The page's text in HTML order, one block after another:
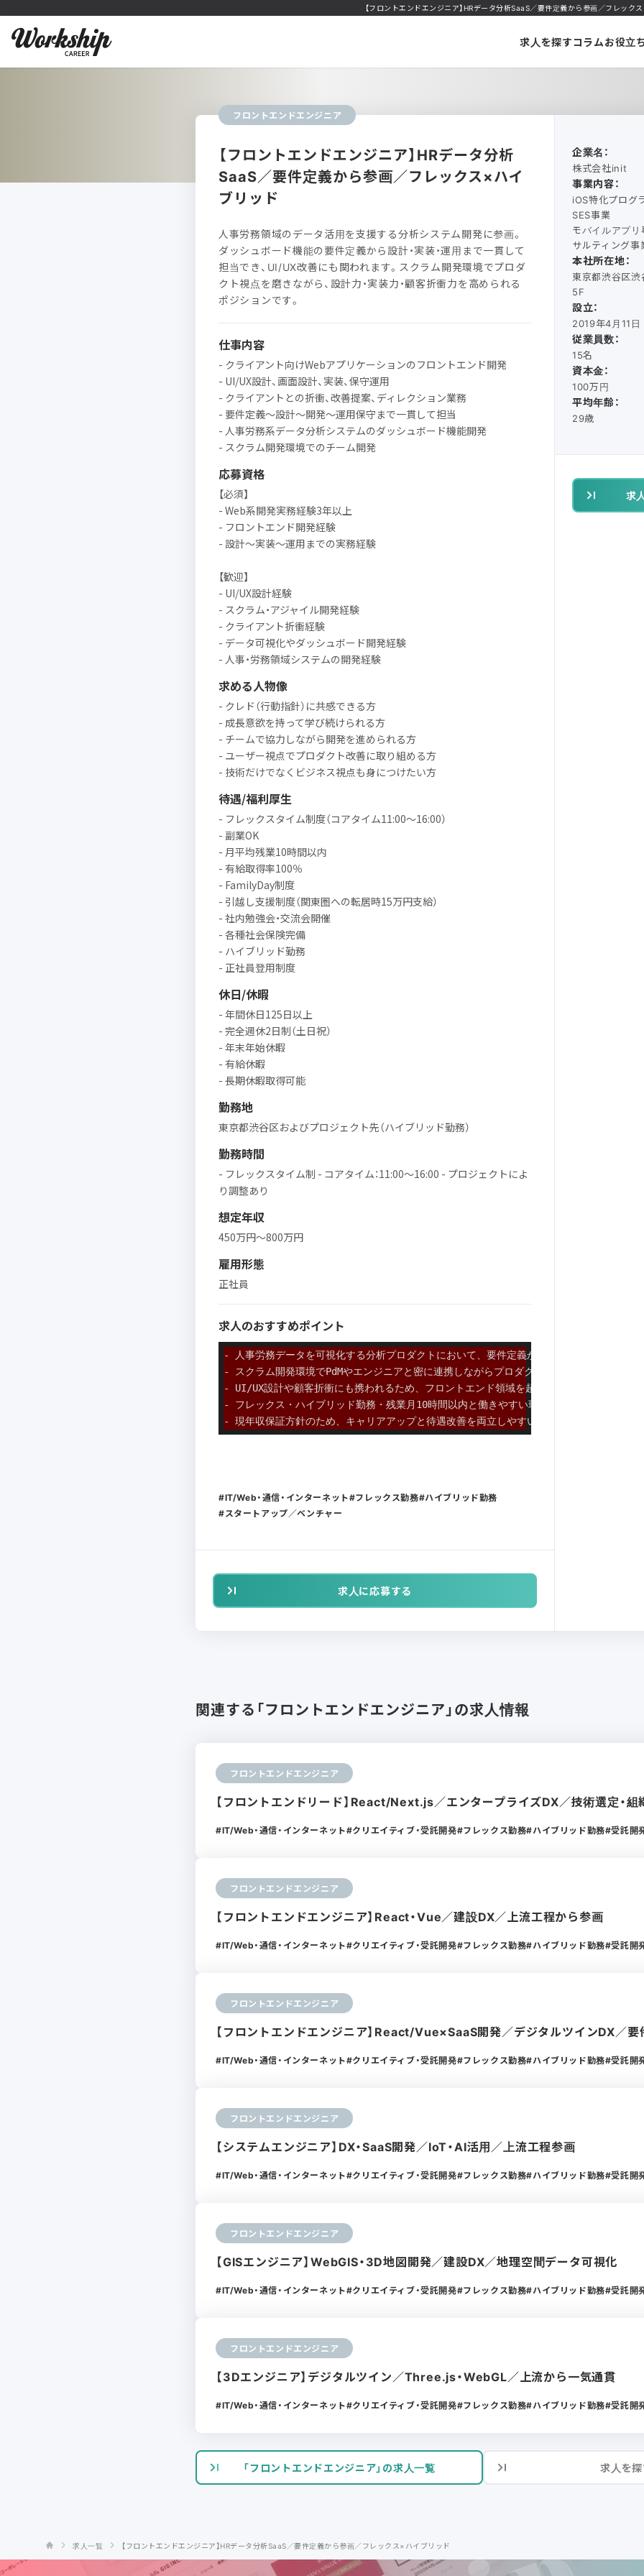
【フロントエンドエンジニア】HRデータ分析SaaS／要件定義から参画／フレッ
求人を探すコラムお役立
フロントエンドエンジニア
【フロントエンドエンジニア】HRデータ分析
SaaS／要件定義から参画／フレックス×ハイ
ブリッド
人事労務領域のデータ活用を支援する分析システム開発に参画。
ダッシュボード機能の要件定義から設計・実装・運用まで一貫して
担当でき、UI/UX改善にも関われます。スクラム開発環境でプロダ
クト視点を磨きながら、設計力・実装力・顧客折衝力を高められる
ポジションです。
仕事内容
- クライアント向けWebアプリケーションのフロントエンド開発
- UI/UX設計、画面設計、実装、保守運用
- クライアントとの折衝、改善提案、ディレクション業務
- 要件定義〜設計〜開発〜運用保守まで一貫して担当
- 人事労務系データ分析システムのダッシュボード機能開発
- スクラム開発環境でのチーム開発
応募資格
【必須】
- Web系開発実務経験3年以上
- フロントエンド開発経験
- 設計〜実装〜運用までの実務経験
【歓迎】
- UI/UX設計経験
- スクラム・アジャイル開発経験
- クライアント折衝経験
- データ可視化やダッシュボード開発経験
- 人事・労務領域システムの開発経験
求める人物像
- クレド（行動指針）に共感できる方
- 成長意欲を持って学び続けられる方
- チームで協力しながら開発を進められる方
- ユーザー視点でプロダクト改善に取り組める方
- 技術だけでなくビジネス視点も身につけたい方
待遇/福利厚生
- フレックスタイム制度（コアタイム11:00〜16:00）
- 副業OK
- 月平均残業10時間以内
- 有給取得率100％
- FamilyDay制度
- 引越し支援制度（関東圏への転居時15万円支給）
- 社内勉強会・交流会開催
- 各種社会保険完備
- ハイブリッド勤務
- 正社員登用制度
休日/休暇
- 年間休日125日以上
- 完全週休2日制（土日祝）
- 年末年始休暇
- 有給休暇
- 長期休暇取得可能
勤務地
東京都渋谷区およびプロジェクト先（ハイブリッド勤務）
勤務時間
- フレックスタイム制 - コアタイム：11:00〜16:00 - プロジェクトによ
り調整あり
想定年収
450万円〜800万円
雇用形態
正社員
求人のおすすめポイント
- 人事労務データを可視化する分析プロダクトにおいて、要件定義から運用まで一貫して経
- スクラム開発環境でPdMやエンジニアと密に連携しながらプロダクト開発を推進できる
- UI/UX設計や顧客折衝にも携われるため、フロントエンド領域を超えたスキルを習得可能
- フレックス・ハイブリッド勤務・残業月10時間以内と働きやすい環境が整備されている
- 現年収保証方針のため、キャリアアップと待遇改善を両立しやすい
IT/Web・通信・インターネット フレックス勤務 ハイブリッド勤務
スタートアップ／ベンチャー
求人に応募する
企業名：
株式会社init
事業内容：
iOS特化プログ
SES事業
モバイルアプ
サルティング事
本社所在地：
東京都渋谷区
5F
設立：
2019年4月11日
従業員数：
15名
資本金：
100万円
平均年齢：
29歳
求
関連する「フロントエンドエンジニア」の求人情報
フロントエンドエンジニア
【フロントエンドリード】React/Next.js／エンタープライズDX／技術選定・組
IT/Web・通信・インターネット クリエイティブ・受託開発 フレックス勤務 ハイブリッド勤務 受託開
フロントエンドエンジニア
【フロントエンドエンジニア】React・Vue／建設DX／上流工程から参画
IT/Web・通信・インターネット クリエイティブ・受託開発 フレックス勤務 ハイブリッド勤務 受託開
フロントエンドエンジニア
【フロントエンドエンジニア】React/Vue×SaaS開発／デジタルツインDX／
IT/Web・通信・インターネット クリエイティブ・受託開発 フレックス勤務 ハイブリッド勤務 受託開
フロントエンドエンジニア
【システムエンジニア】DX・SaaS開発／IoT・AI活用／上流工程参画
IT/Web・通信・インターネット クリエイティブ・受託開発 フレックス勤務 ハイブリッド勤務 受託開
フロントエンドエンジニア
【GISエンジニア】WebGIS・3D地図開発／建設DX／地理空間データ可視化
IT/Web・通信・インターネット クリエイティブ・受託開発 フレックス勤務 ハイブリッド勤務 受託開
フロントエンドエンジニア
【3Dエンジニア】デジタルツイン／Three.js・WebGL／上流から一気通貫
IT/Web・通信・インターネット クリエイティブ・受託開発 フレックス勤務 ハイブリッド勤務 受託開
「フロントエンドエンジニア」の求人一覧 求人を
求人一覧 【フロントエンドエンジニア】HRデータ分析SaaS／要件定義から参画／フレックス×ハイブリッド